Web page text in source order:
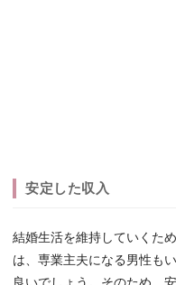
安定した収入
結婚生活を維持していくた
は、専業主夫になる男性も